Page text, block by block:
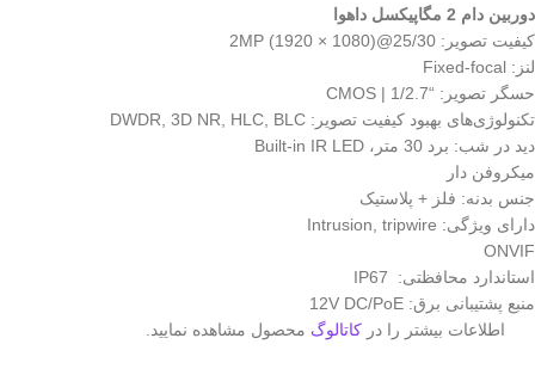
دوربین دام 2 مگاپیکسل داهوا
کیفیت تصویر: 2MP (1920 × 1080)@25/30
لنز: Fixed-focal
حسگر تصویر: “1/2.7 | CMOS
تکنولوژی‌های بهبود کیفیت تصویر: DWDR, 3D NR, HLC, BLC
دید در شب: برد 30 متر، Built-in IR LED
میکروفن دار
جنس بدنه: فلز + پلاستیک
دارای ویژگی: Intrusion, tripwire
ONVIF
استاندارد محافظتی: IP67
منبع پشتیبانی برق: 12V DC/PoE
اطلاعات بیشتر را در کاتالوگ محصول مشاهده نمایید.